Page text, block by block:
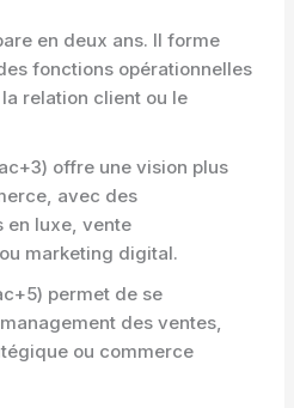
en deux ans. Il forme
fonctions opérationnelles
relation client ou le
offre une vision plus
avec des
en luxe, vente
marketing digital.
permet de se
des ventes,
ou commerce